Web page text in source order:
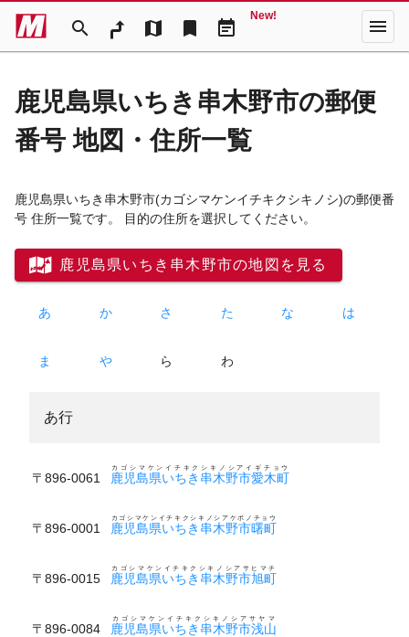
search map bookmark event_note
New! menu
鹿児島県いちき串木野市の郵便
番号 地図・住所一覧
鹿児島県いちき串木野市(カゴシマケンイチキクシキノシ)の郵便番
号 住所一覧です。 目的の住所を選択してください。
鹿児島県いちき串木野市の地図を見る
あ か さ た な は
ま や ら わ
あ行
〒896-0061 鹿児島県いちき串木野市愛木町
カゴシマケンイチキクシキノシアイギチョウ
〒896-0001 鹿児島県いちき串木野市曙町
カゴシマケンイチキクシキノシアケボノチョウ
〒896-0015 鹿児島県いちき串木野市旭町
カゴシマケンイチキクシキノシアサヒマチ
〒896-0084 鹿児島県いちき串木野市浅山
カゴシマケンイチキクシキノシアサヤマ